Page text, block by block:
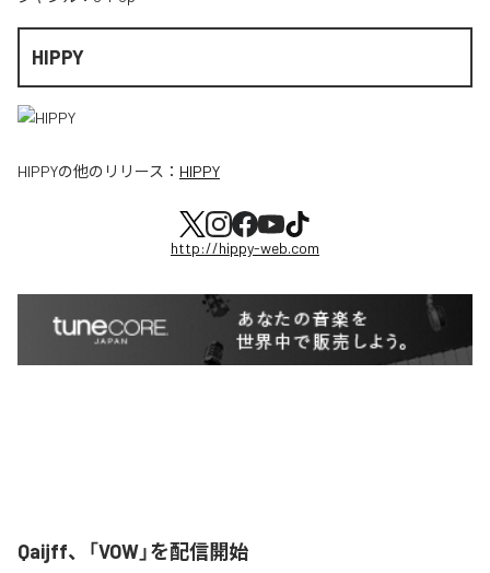
HIPPY
HIPPYの他のリリース： HIPPY
http://hippy-web.com
Qaijff、「VOW」を配信開始